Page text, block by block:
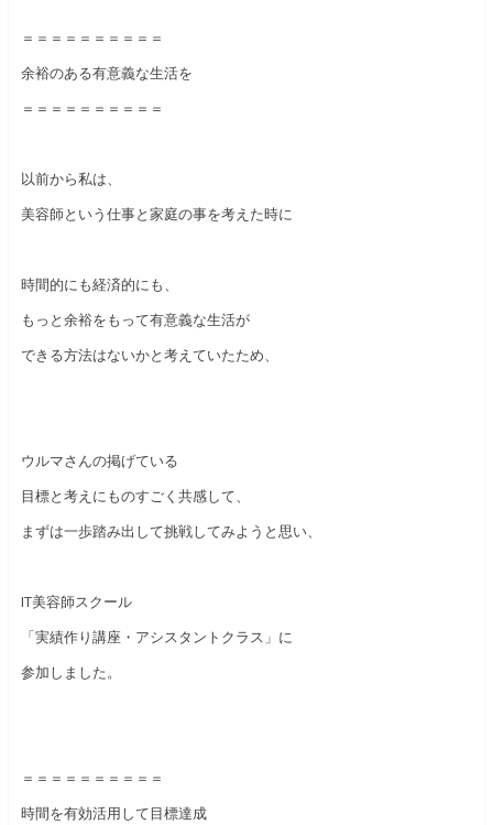
＝＝＝＝＝＝＝＝＝＝
余裕のある有意義な生活を
＝＝＝＝＝＝＝＝＝＝
以前から私は、
美容師という仕事と家庭の事を考えた時に
時間的にも経済的にも、
もっと余裕をもって有意義な生活が
できる方法はないかと考えていたため、
ウルマさんの掲げている
目標と考えにものすごく共感して、
まずは一歩踏み出して挑戦してみようと思い、
IT美容師スクール
「実績作り講座・アシスタントクラス」に
参加しました。
＝＝＝＝＝＝＝＝＝＝
時間を有効活用して目標達成